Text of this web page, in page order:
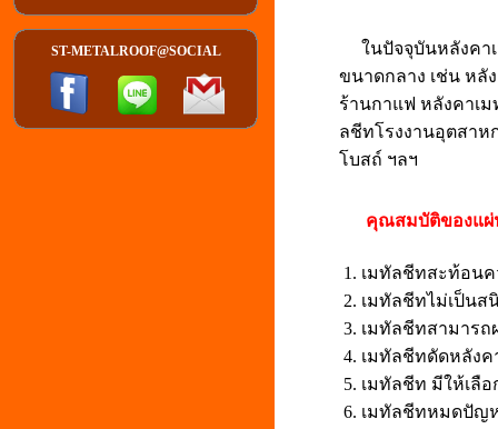
ST-METALROOF@SOCIAL
คุณสมบัติของแผ่น
1. เมทัลชีทสะท้อน
2. เมทัลชีทไม่เป็นส
3. เมทัลชีทสามาร
4. เมทัลชีทดัดหลัง
5. เมทัลชีท มีให้เลื
6. เมทัลชีทหมดปัญห
ในปัจจุบันหลังคาเ
ขนาดกลาง เช่น หลั
ร้านกาแฟ หลังคาเ
ลชีทโรงงานอุตสาห
โบสถ์ ฯลฯ